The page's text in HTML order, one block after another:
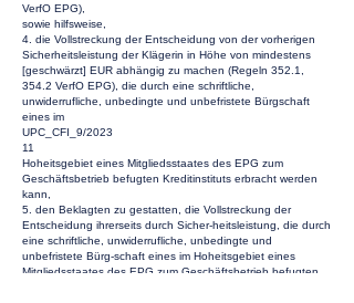
VerfO EPG),
sowie hilfsweise,
4. die Vollstreckung der Entscheidung von der vorherigen
Sicherheitsleistung der Klägerin in Höhe von mindestens
[geschwärzt] EUR abhängig zu machen (Regeln 352.1,
354.2 VerfO EPG), die durch eine schriftliche,
unwiderrufliche, unbedingte und unbefristete Bürgschaft
eines im
UPC_CFI_9/2023
11
Hoheitsgebiet eines Mitgliedsstaates des EPG zum
Geschäftsbetrieb befugten Kreditinstituts erbracht werden
kann,
5. den Beklagten zu gestatten, die Vollstreckung der
Entscheidung ihrerseits durch Sicher-heitsleistung, die durch
eine schriftliche, unwiderrufliche, unbedingte und
unbefristete Bürg-schaft eines im Hoheitsgebiet eines
Mitgliedsstaates des EPG zum Geschäftsbetrieb befugten